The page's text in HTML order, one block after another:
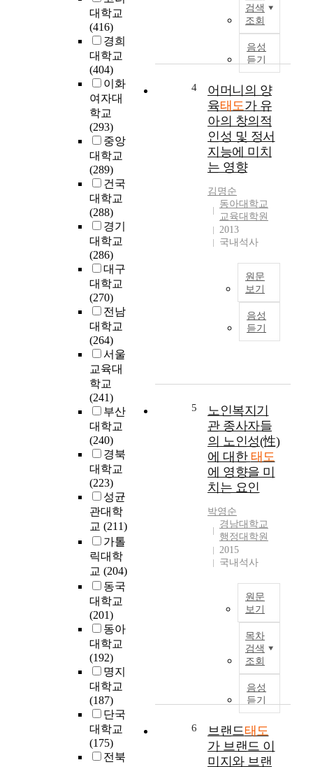
대학교
(416)
경희
대학교
(404)
이화
여자대
학교
(293)
중앙
대학교
(289)
건국
대학교
(288)
경기
대학교
(286)
대구
대학교
(270)
전남
대학교
(264)
서울
교육대
학교
(241)
부산
대학교
(240)
경북
대학교
(223)
성균
관대학
교 (211)
가톨
릭대학
교 (204)
동국
대학교
(201)
동아
대학교
(192)
명지
대학교
(187)
단국
대학교
(175)
전북
검색
조회
음성
듣기
4
어머니의 양
육태도가 유
아의 창의적
인성 및 정서
지능에 미치
는 영향
김명순
동아대학교
교육대학원
2013
국내석사
원문
보기
음성
듣기
5
노인복지기
관 종사자들
의 노인성(性)
에 대한 태도
에 영향을 미
치는 요인
박영순
경남대학교
행정대학원
2015
국내석사
원문
보기
목차
검색
조회
음성
듣기
6 브랜드태도
가 브랜드 이
미지와 브랜